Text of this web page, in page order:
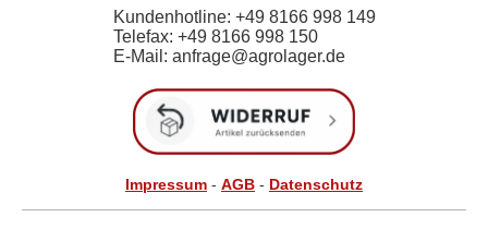
Kundenhotline: +49 8166 998 149
Telefax: +49 8166 998 150
E-Mail: anfrage@agrolager.de
Impressum - AGB - Datenschutz